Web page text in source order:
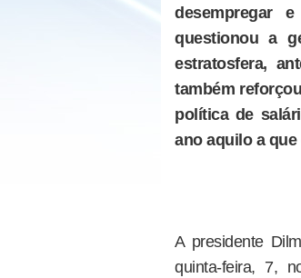
desempregar
questionou a
estratosfera,
também
política de
ano aquilo a
A presidente
quinta-feira, 7,